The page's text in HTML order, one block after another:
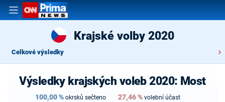
Krajské volby 2020
Celkové výsledky
Výsledky krajských voleb 2020: Most
100,00% okrsků sečteno 27,46% volební účast